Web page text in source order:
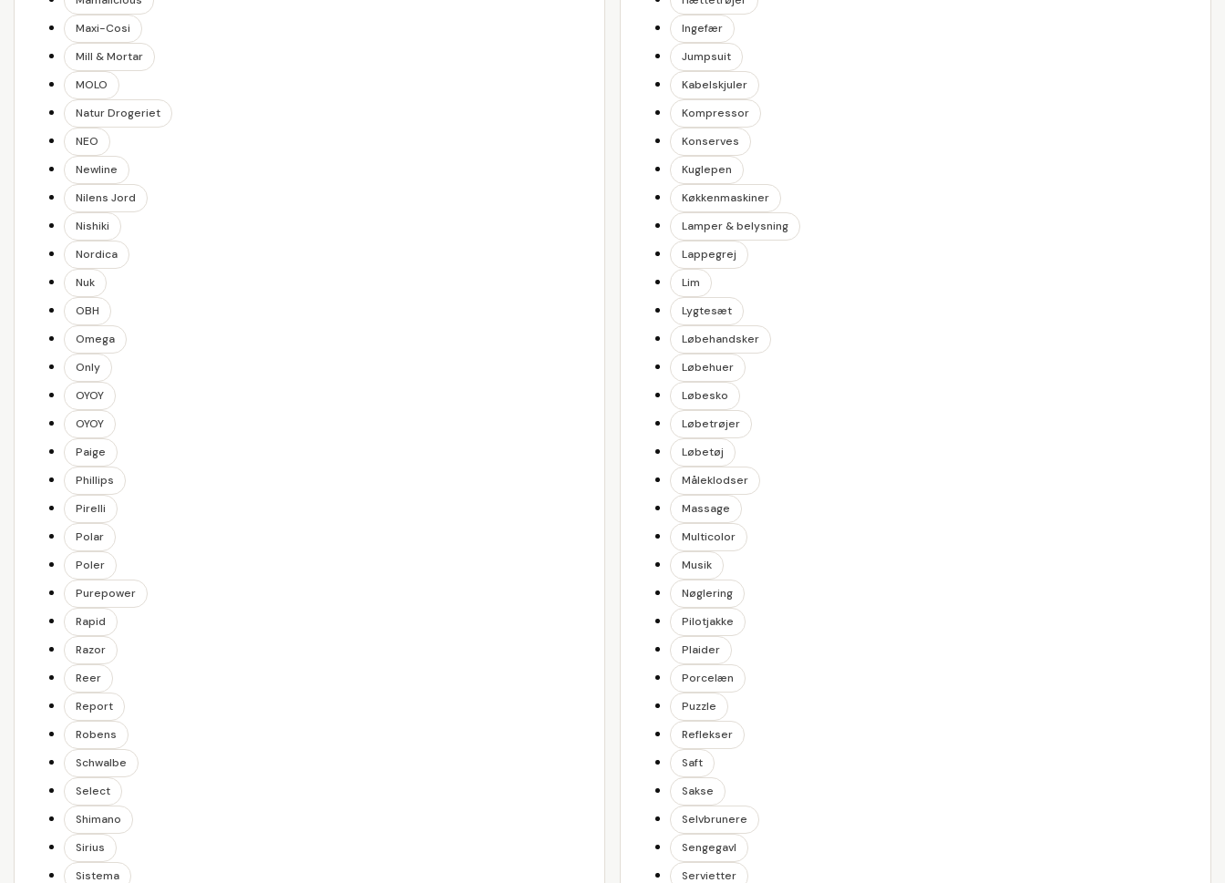
Maxi-Cosi
Mill & Mortar
MOLO
Natur Drogeriet
NEO
Newline
Nilens Jord
Nishiki
Nordica
Nuk
OBH
Omega
Only
OYOY
OYOY
Paige
Phillips
Pirelli
Polar
Poler
Purepower
Rapid
Razor
Reer
Report
Robens
Schwalbe
Select
Shimano
Sirius
Sistema
Ingefær
Jumpsuit
Kabelskjuler
Kompressor
Konserves
Kuglepen
Køkkenmaskiner
Lamper & belysning
Lappegrej
Lim
Lygtesæt
Løbehandsker
Løbehuer
Løbesko
Løbetrøjer
Løbetøj
Måleklodser
Massage
Multicolor
Musik
Nøglering
Pilotjakke
Plaider
Porcelæn
Puzzle
Reflekser
Saft
Sakse
Selvbrunere
Sengegavl
Servietter